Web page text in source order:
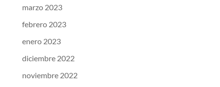
marzo 2023
febrero 2023
enero 2023
diciembre 2022
noviembre 2022